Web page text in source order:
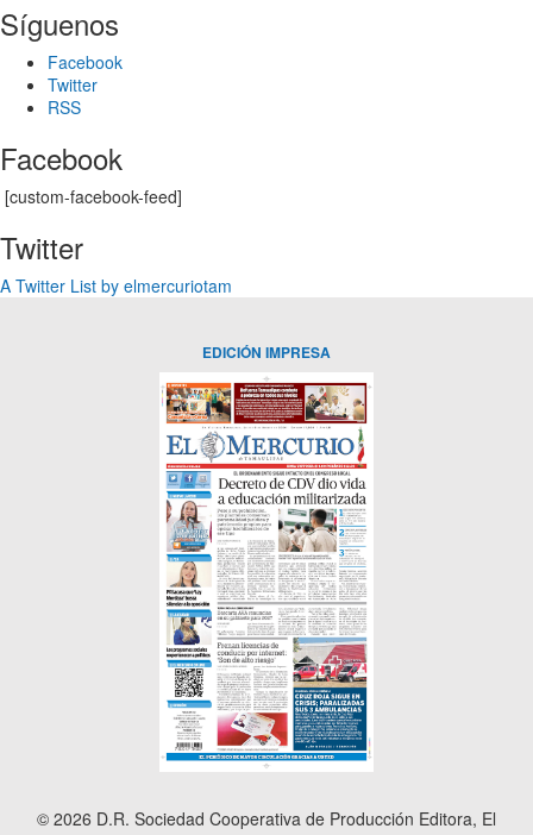
Síguenos
Facebook
Twitter
RSS
Facebook
[custom-facebook-feed]
Twitter
A Twitter List by elmercuriotam
EDICIÓN IMPRESA
© 2026 D.R. Sociedad Cooperativa de Producción Editora, El